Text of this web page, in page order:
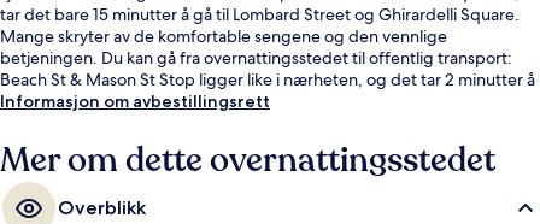
tar det bare 15 minutter å gå til Lombard Street og Ghirardelli Square.
Mange skryter av de komfortable sengene og den vennlige
betjeningen. Du kan gå fra overnattingsstedet til offentlig transport:
Beach St & Mason St Stop ligger like i nærheten, og det tar 2 minutter å
gå til Beach St & Stockton St Stop.
Informasjon om avbestillingsrett
Mer om dette overnattingsstedet
Overblikk